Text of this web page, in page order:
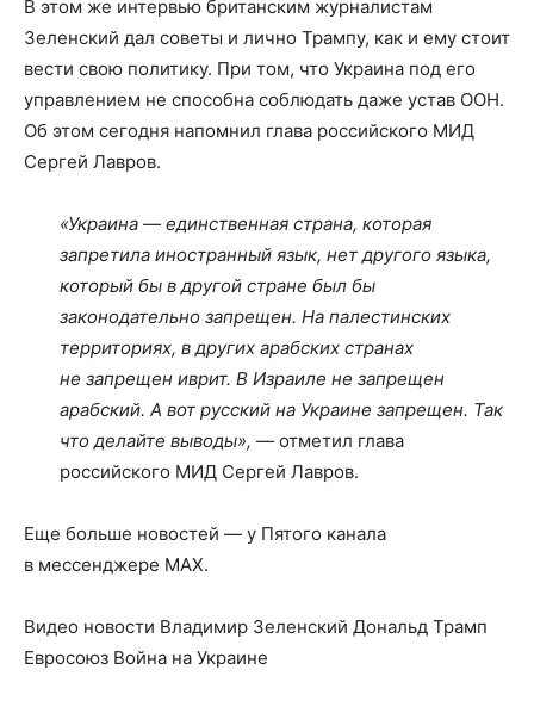
В этом же интервью британским журналистам
Зеленский дал советы и лично Трампу, как и ему стоит
вести свою политику. При том, что Украина под его
управлением не способна соблюдать даже устав ООН.
Об этом сегодня напомнил глава российского МИД
Сергей Лавров.
«Украина — единственная страна, которая
запретила иностранный язык, нет другого языка,
который бы в другой стране был бы
законодательно запрещен. На палестинских
территориях, в других арабских странах
не запрещен иврит. В Израиле не запрещен
арабский. А вот русский на Украине запрещен. Так
что делайте выводы», — отметил глава
российского МИД Сергей Лавров.
Еще больше новостей — у Пятого канала
в мессенджере MAX.
Видео новости Владимир Зеленский Дональд Трамп
Евросоюз Война на Украине